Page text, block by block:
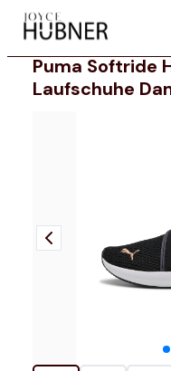
| Schuhe | PUMA
Puma Softride
Laufschuhe